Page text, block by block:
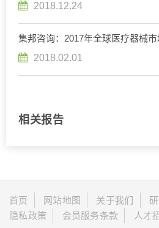
2018.12.24
集邦咨询：2017年全球医疗器械
2018.02.01
相关报告
首页 网站地图 关于我们
隐私政策
会员服务条款 人才